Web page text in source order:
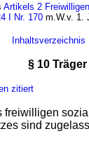
Artikels 2
I Nr. 170 m.W.v. 1.
Inhaltsverzeichnis
§ 10 Träger
zitiert
freiwilligen
sind